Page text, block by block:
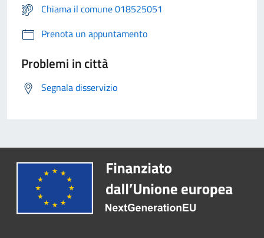
Chiama il comune 018525051
Prenota un appuntamento
Problemi in città
Segnala disservizio